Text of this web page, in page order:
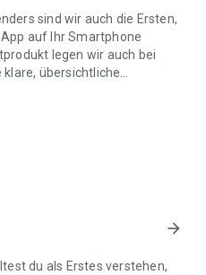
sind wir auch die Ersten,
auf Ihr Smartphone
legen wir auch bei
übersichtliche
genau wie bei
arrow_forward
du als Erstes verstehen,